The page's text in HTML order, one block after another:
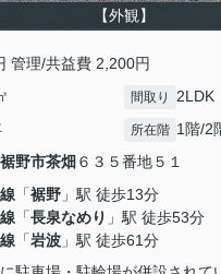
【外観】
管理/共益費 2,200円
間取り 2LDK
所在階 1階/2
裾野市茶畑 ６３５番地５１
「裾野 」駅 徒歩13分
「長泉なめり 」駅 徒歩53分
「岩波 」駅 徒歩61分